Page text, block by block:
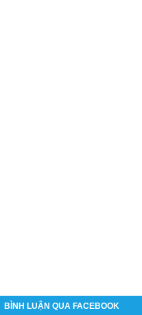
BÌNH LUẬN QUA FACEBOOK